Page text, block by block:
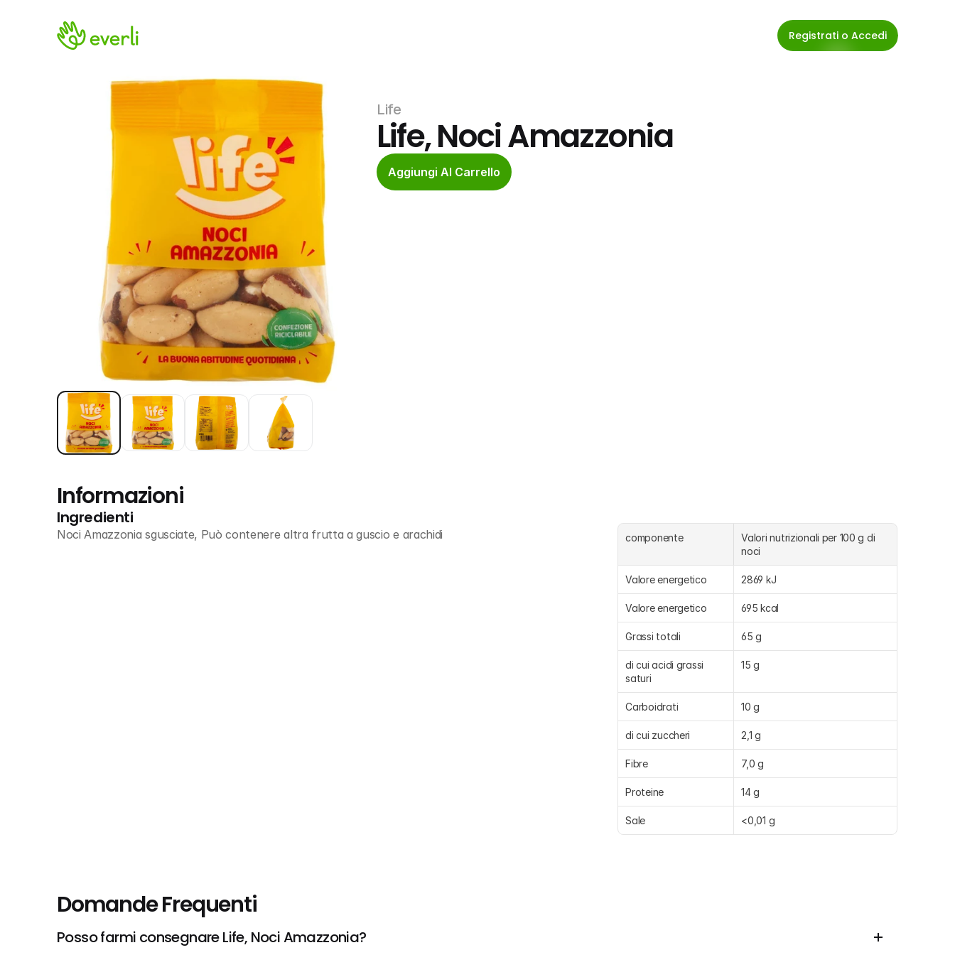
Registrati o Accedi
Life
Life, Noci Amazzonia
Aggiungi Al Carrello
Informazioni
Ingredienti
Noci Amazzonia sgusciate, Può contenere altra frutta a guscio e arachidi componente
Valori nutrizionali per 100 g di
noci
Valore energetico 2869 kJ
Valore energetico 695 kcal
Grassi totali 65 g
di cui acidi grassi
saturi
15 g
Carboidrati 10 g
di cui zuccheri 2,1 g
Fibre 7,0 g
Proteine 14 g
Sale <0,01 g
Domande Frequenti
Posso farmi consegnare Life, Noci Amazzonia?